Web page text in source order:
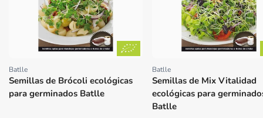
Proveedor:
Batlle
Semillas de Brócoli ecológicas
para germinados Batlle
Proveedor:
Batlle
Semillas de Mix Vitalidad
ecológicas para
Batlle